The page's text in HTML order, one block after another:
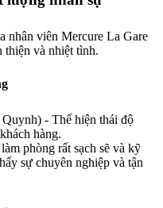
nhân viên Mercure La Gare
thiện và nhiệt tình.
- Thể hiện thái độ
hàng.
phòng rất sạch sẽ và kỹ
sự chuyên nghiệp và tận